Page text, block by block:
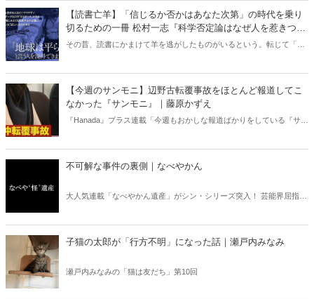
【読書亡羊】「信じるか否かはあなた次第」の時代を乗り
切るための一冊 松村一志『科学否定論はなぜ人を惹きつけ
るのか』（ちくま新書）｜梶原麻衣子
その昔、読書にかまけて羊を逃がしたものがいるという。転じて「読
ある。元月刊『Hanada』編集部員のライター・梶原がお送りする時事
書評！
【今週のサンモニ】辺野古転覆事故をほとんど報道してこ
なかった『サンモニ』｜藤原かずえ
『Hanada』プラス連載「今週もおかしな報道ばかりをしている『サン
不可解な事件の裏側｜なべやかん
大人気連載「なべやかん遺産」がシン・シリーズ突入！ 芸能界屈指の
信じるか信じないかは、あなた次第！ 芸能ニュース
子猫の太郎が「行方不明」になった話｜瀬戸内みなみ
瀬戸内みなみの「猫は友だち」第10回